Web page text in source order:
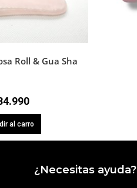
Roll & Gua Sha
al carro
¿Necesitas ayuda?